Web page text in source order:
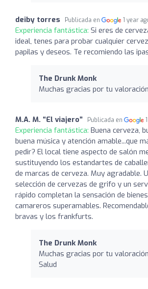
deiby torres Publicada en 1 year
Experiencia fantástica: Si eres de
ideal, tenes para probar cualquier
papilas y deseos. Te recomiendo las
The Drunk Monk
Muchas gracias por tu
M.A. M. “El viajero” Publicada en
Experiencia fantástica: Buena cerveza,
buena música y atención amable...que
pedir? El local tiene aspecto de salón
sustituyendo los estandartes de
de marcas de cerveza. Muy agradable.
selección de cervezas de grifo y un
rápido completan la sensación de
camareros superamables.
bravas y los frankfurts.
The Drunk Monk
Muchas gracias por tu
Salud